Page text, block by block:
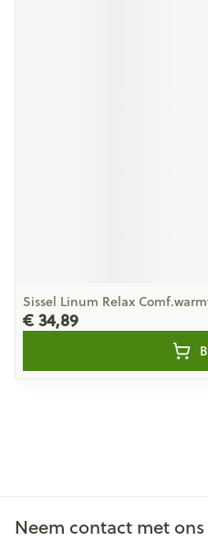
Sissel Linum Relax
€ 34,89
Neem contact met